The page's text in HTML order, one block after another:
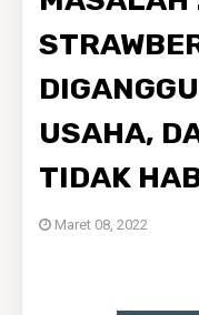
USAHA,
TIDAK
Maret 08, 2022